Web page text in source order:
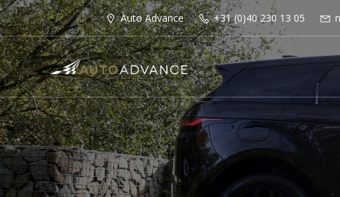
Auto Advance +31 (0)40 230 13 05